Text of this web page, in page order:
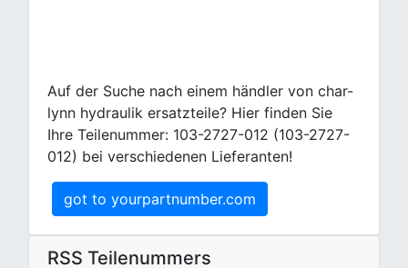
Auf der Suche nach einem händler von char-
lynn hydraulik ersatzteile? Hier finden Sie
Ihre Teilenummer: 103-2727-012 (103-2727-
012) bei verschiedenen Lieferanten!
got to yourpartnumber.com
RSS Teilenummers